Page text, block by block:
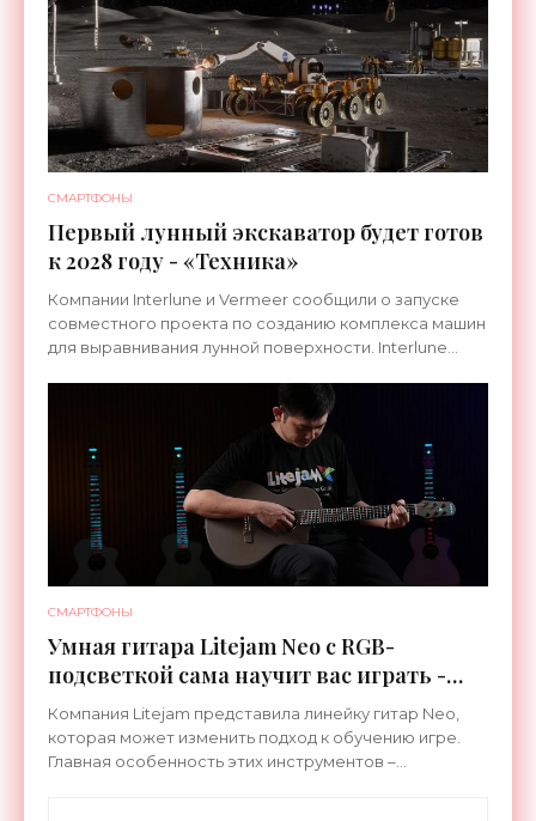
СМАРТФОНЫ
Первый лунный экскаватор будет готов
к 2028 году - «Техника»
Компании Interlune и Vermeer сообщили о запуске
совместного проекта по созданию комплекса машин
для выравнивания лунной поверхности. Interlune
СМАРТФОНЫ
Умная гитара Litejam Neo с RGB-
подсветкой сама научит вас играть -
«Гаджеты»
Компания Litejam представила линейку гитар Neo,
которая может изменить подход к обучению игре.
Главная особенность этих инструментов –